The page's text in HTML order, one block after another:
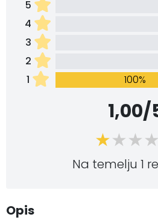
5
4
3
2
1
100%
1,00/
Na temelju 1
Opis